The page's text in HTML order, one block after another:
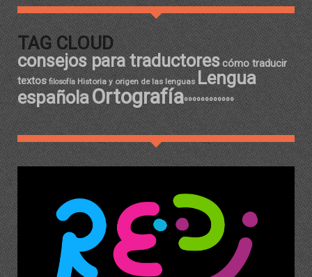
TAG CLOUD
consejos para traductorescómo traducir
textos filosofía Historia y origen de las lenguas Lengua
españolaOrtografíaºººººººººººº